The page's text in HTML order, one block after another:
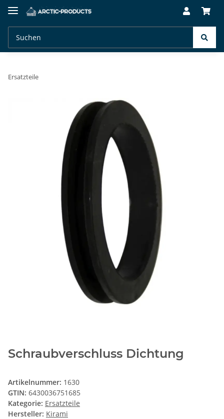
Ersatzteile
Schraubverschluss Dichtung
Artikelnummer: 1630
GTIN: 6430036751685
Kategorie: Ersatzteile
Hersteller: Kirami